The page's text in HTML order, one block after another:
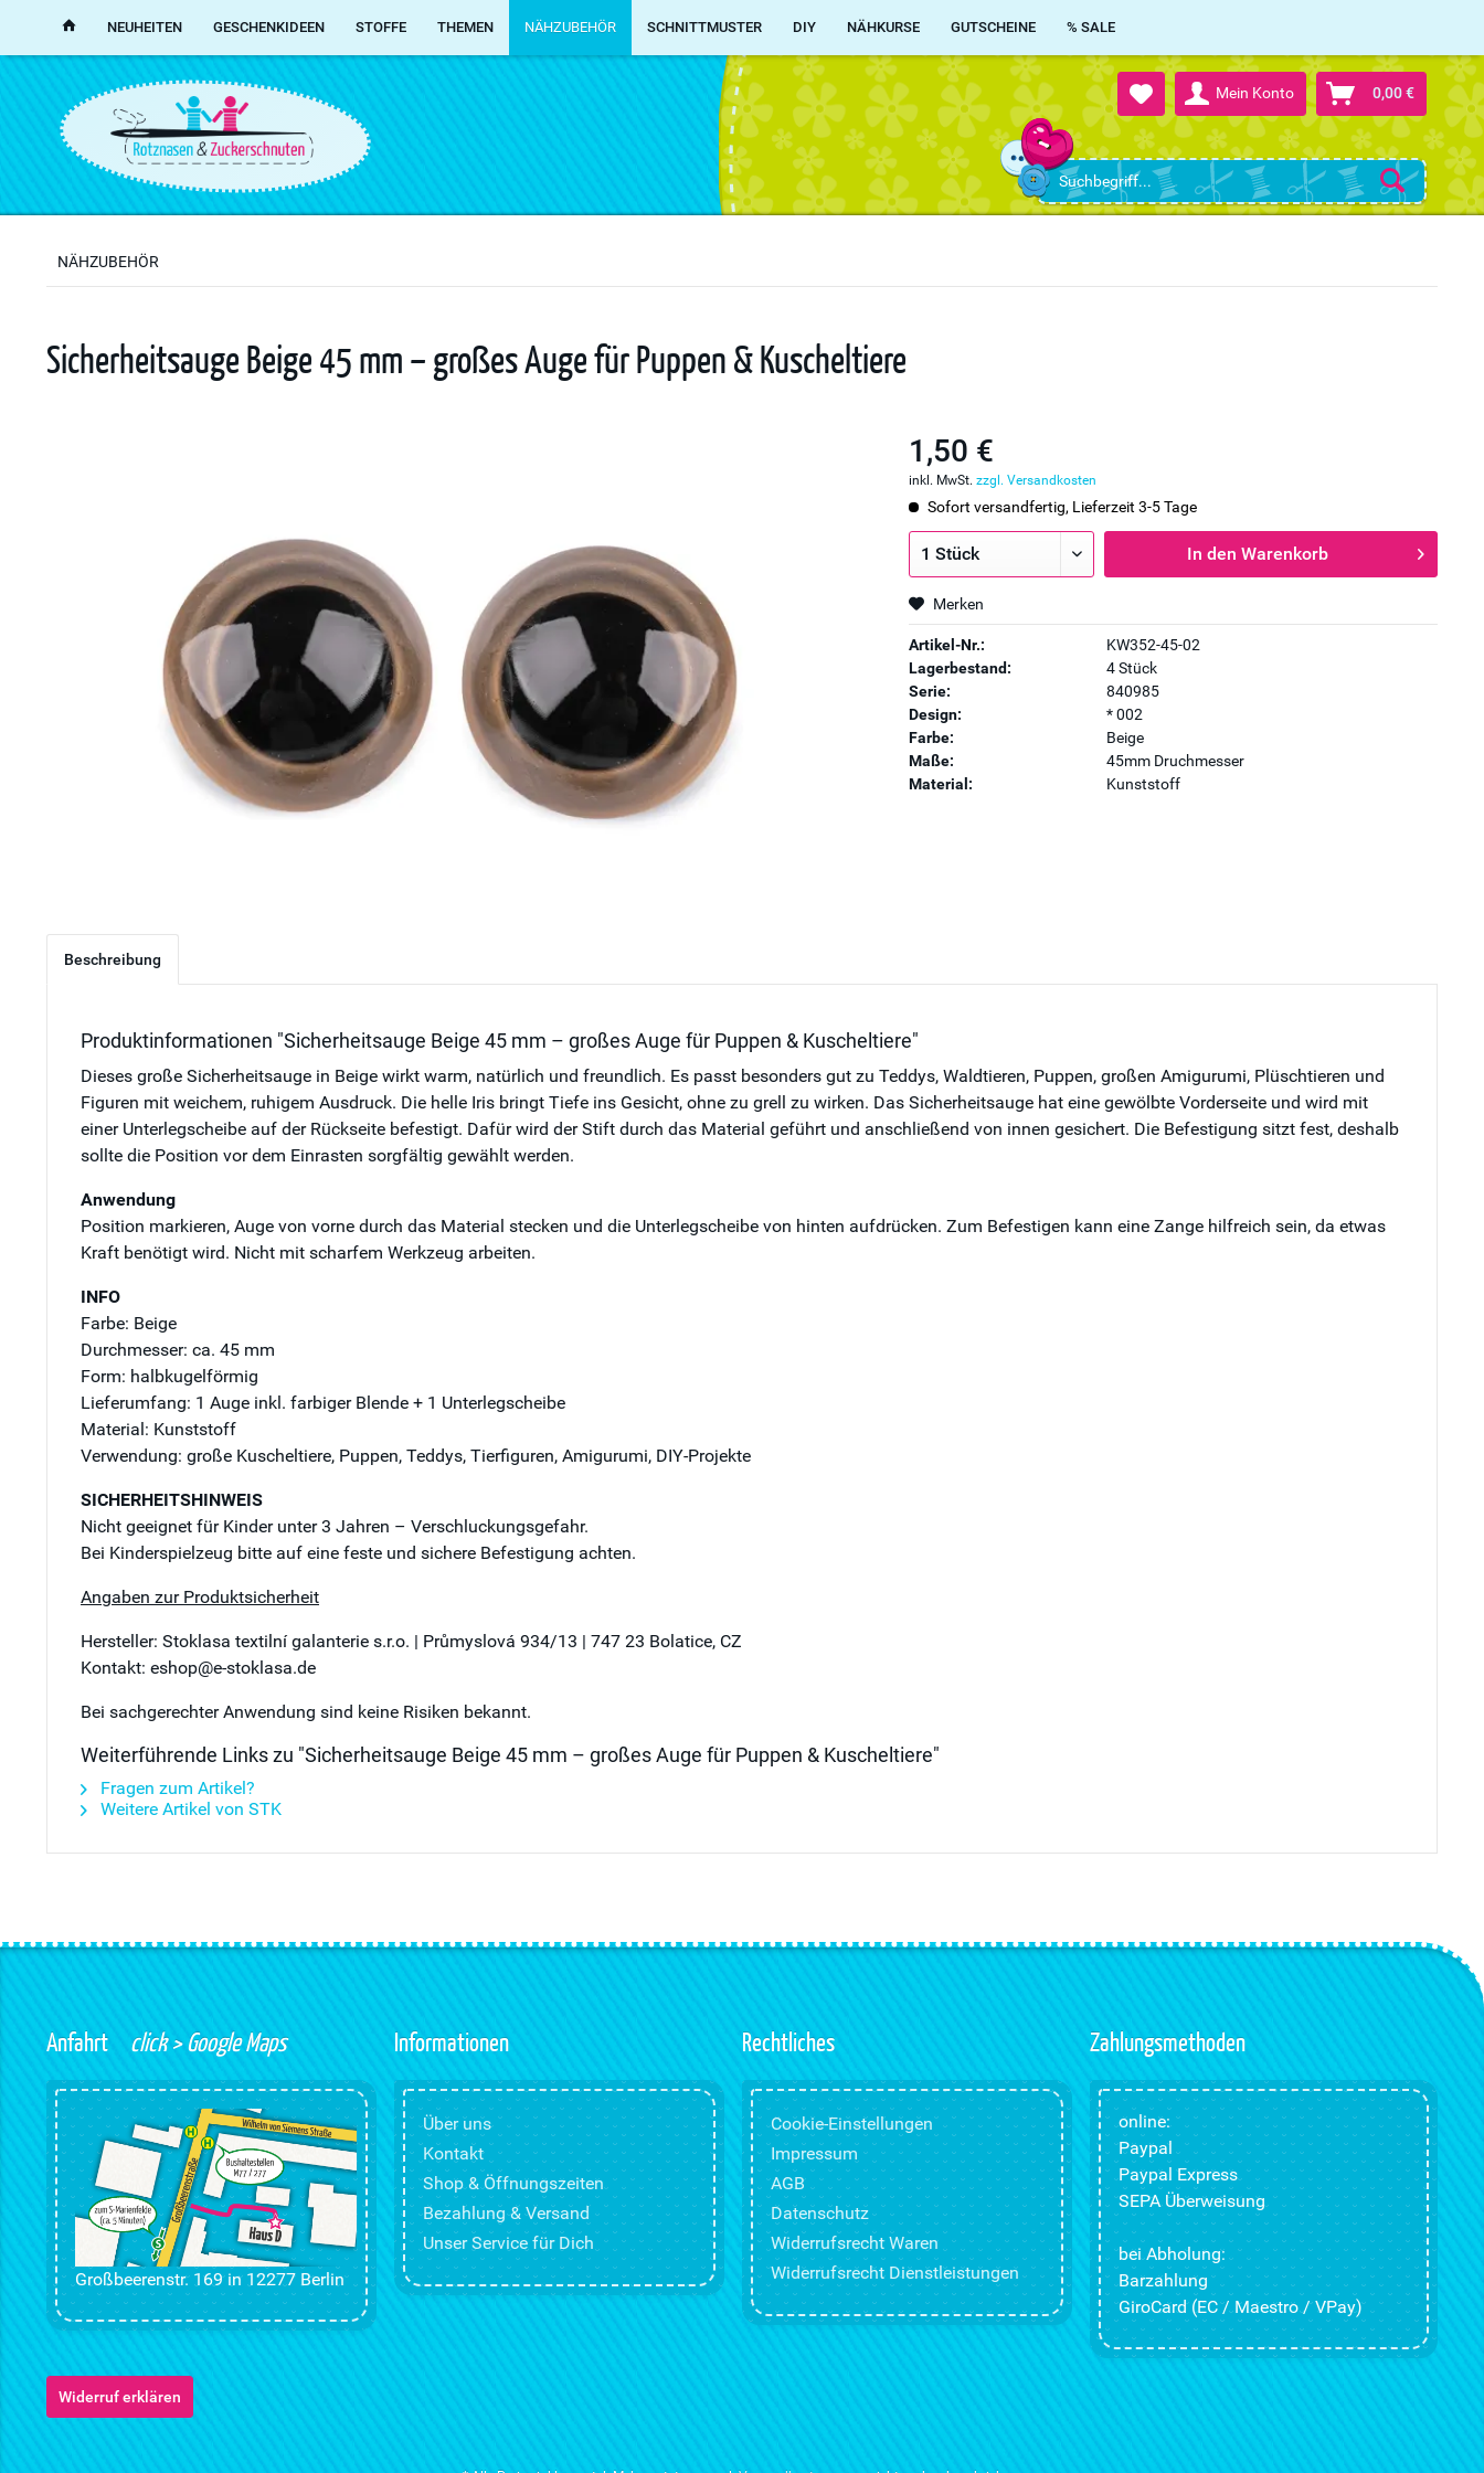
Mein Konto 0,00 €
NEUHEITEN GESCHENKIDEEN STOFFE THEMEN NÄHZUBEHÖR SCHNITTMUSTER DIY NÄHKURSE GUTSCHEINE % SALE
NÄHZUBEHÖR
Sicherheitsauge Beige 45 mm – großes Auge für Puppen & Kuscheltiere
1,50 €
inkl. MwSt.zzgl. Versandkosten
Sofort versandfertig, Lieferzeit 3-5 Tage
In den Warenkorb
Merken
Artikel-Nr.:
KW352-45-02
Lagerbestand:
4 Stück
Serie:
840985
Design:
* 002
Farbe:
Beige
Maße:
45mm Druchmesser
Material:
Kunststoff
Beschreibung
Produktinformationen "Sicherheitsauge Beige 45 mm – großes Auge für Puppen & Kuscheltiere"
Dieses große Sicherheitsauge in Beige wirkt warm, natürlich und freundlich. Es passt besonders gut zu Teddys, Waldtieren, Puppen, großen Amigurumi, Plüschtieren und
Figuren mit weichem, ruhigem Ausdruck. Die helle Iris bringt Tiefe ins Gesicht, ohne zu grell zu wirken. Das Sicherheitsauge hat eine gewölbte Vorderseite und wird mit
einer Unterlegscheibe auf der Rückseite befestigt. Dafür wird der Stift durch das Material geführt und anschließend von innen gesichert. Die Befestigung sitzt fest, deshalb
sollte die Position vor dem Einrasten sorgfältig gewählt werden.
Anwendung
Position markieren, Auge von vorne durch das Material stecken und die Unterlegscheibe von hinten aufdrücken. Zum Befestigen kann eine Zange hilfreich sein, da etwas
Kraft benötigt wird. Nicht mit scharfem Werkzeug arbeiten.
INFO
Farbe: Beige
Durchmesser: ca. 45 mm
Form: halbkugelförmig
Lieferumfang: 1 Auge inkl. farbiger Blende + 1 Unterlegscheibe
Material: Kunststoff
Verwendung: große Kuscheltiere, Puppen, Teddys, Tierfiguren, Amigurumi, DIY-Projekte
SICHERHEITSHINWEIS
Nicht geeignet für Kinder unter 3 Jahren – Verschluckungsgefahr.
Bei Kinderspielzeug bitte auf eine feste und sichere Befestigung achten.
Angaben zur Produktsicherheit
Hersteller: Stoklasa textilní galanterie s.r.o. | Průmyslová 934/13 | 747 23 Bolatice, CZ
Kontakt: eshop@e-stoklasa.de
Bei sachgerechter Anwendung sind keine Risiken bekannt.
Weiterführende Links zu "Sicherheitsauge Beige 45 mm – großes Auge für Puppen & Kuscheltiere"
Fragen zum Artikel?
Weitere Artikel von STK
Anfahrt click > Google Maps
Großbeerenstr. 169 in 12277 Berlin
Informationen
Über uns
Kontakt
Shop & Öffnungszeiten
Bezahlung & Versand
Unser Service für Dich
Rechtliches
Cookie-Einstellungen
Impressum
AGB
Datenschutz
Widerrufsrecht Waren
Widerrufsrecht Dienstleistungen
Zahlungsmethoden
online:
Paypal
Paypal Express
SEPA Überweisung
bei Abholung:
Barzahlung
GiroCard (EC / Maestro / VPay)
Widerruf erklären